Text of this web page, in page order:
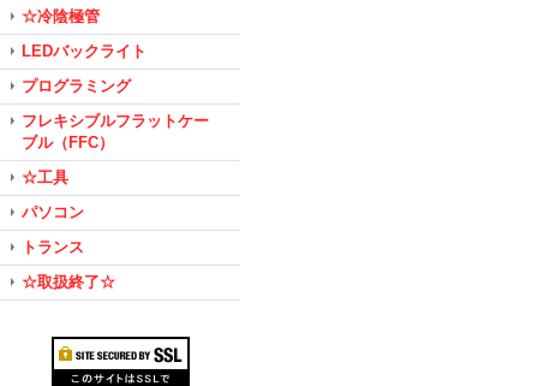
☆冷陰極管
LEDバックライト
プログラミング
フレキシブルフラットケー
ブル（FFC）
☆工具
パソコン
トランス
☆取扱終了☆